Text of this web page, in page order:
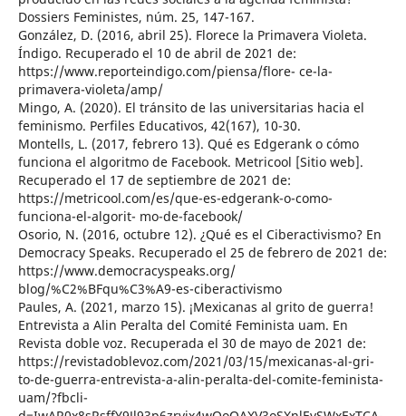
Dossiers Feministes, núm. 25, 147-167.
González, D. (2016, abril 25). Florece la Primavera Violeta.
Índigo. Recuperado el 10 de abril de 2021 de:
https://www.reporteindigo.com/piensa/flore- ce-la-
primavera-violeta/amp/
Mingo, A. (2020). El tránsito de las universitarias hacia el
feminismo. Perfiles Educativos, 42(167), 10-30.
Montells, L. (2017, febrero 13). Qué es Edgerank o cómo
funciona el algoritmo de Facebook. Metricool [Sitio web].
Recuperado el 17 de septiembre de 2021 de:
https://metricool.com/es/que-es-edgerank-o-como-
funciona-el-algorit- mo-de-facebook/
Osorio, N. (2016, octubre 12). ¿Qué es el Ciberactivismo? En
Democracy Speaks. Recuperado el 25 de febrero de 2021 de:
https://www.democracyspeaks.org/
blog/%C2%BFqu%C3%A9-es-ciberactivismo
Paules, A. (2021, marzo 15). ¡Mexicanas al grito de guerra!
Entrevista a Alin Peralta del Comité Feminista uam. En
Revista doble voz. Recuperada el 30 de mayo de 2021 de:
https://revistadoblevoz.com/2021/03/15/mexicanas-al-gri-
to-de-guerra-entrevista-a-alin-peralta-del-comite-feminista-
uam/?fbcli-